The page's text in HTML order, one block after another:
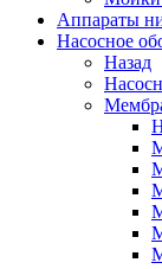
Аппараты
Насосное
Назад